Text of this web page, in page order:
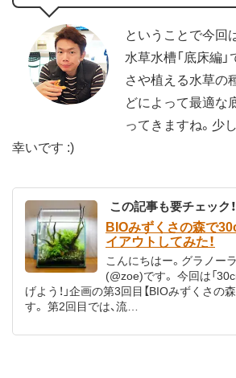
ということで今回
水草水槽「底床編
さや植える水草の
どによって最適な
ってきますね。少
幸いです :)
この記事も要チェック！
BIOみずくさの森で
イアウトしてみた！
こんにちはー。グラノー
(@zoe)です。 今回は「
げよう！」企画の第3回目【BIOみずくさの
す。 第2回目では、流…